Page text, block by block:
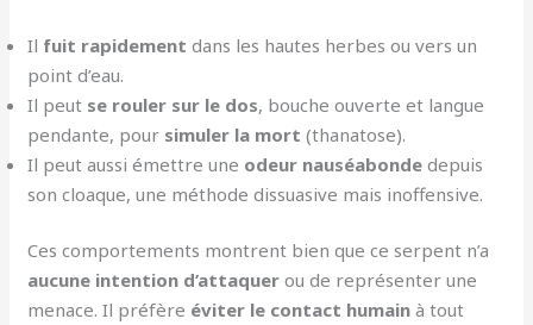
Il fuit rapidement dans les hautes herbes ou vers un
point d’eau.
Il peut se rouler sur le dos, bouche ouverte et langue
pendante, pour simuler la mort (thanatose).
Il peut aussi émettre une odeur nauséabonde depuis
son cloaque, une méthode dissuasive mais inoffensive.
Ces comportements montrent bien que ce serpent n’a
aucune intention d’attaquer ou de représenter une
menace. Il préfère éviter le contact humain à tout